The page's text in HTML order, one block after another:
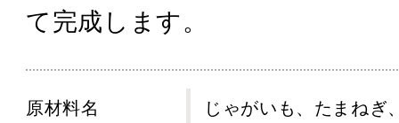
て完成します。
原材料名 じゃがいも、たまねぎ